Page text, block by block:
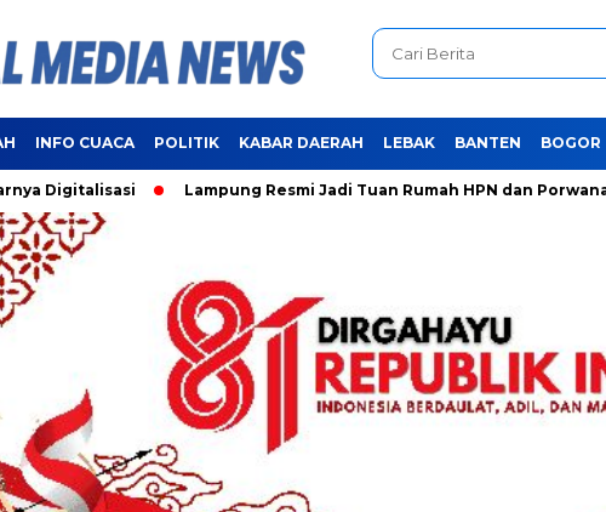
INFO CUACA POLITIK KABAR DAERAH LEBAK BANTEN BOGOR
Lampung Resmi Jadi Tuan Rumah HPN dan Porwanas 2027